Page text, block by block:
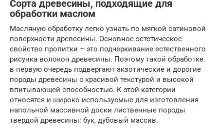
Сорта древесины, подходящие для
обработки маслом
Масляную обработку легко узнать по мягкой сатиновой
поверхности древесины. Основное эстетическое
свойство пропитки – это подчеркивание естественного
рисунка волокон древесины. Поэтому такой обработке
в первую очередь подвергают экзотические и дорогие
породы древесины с красивой текстурой и высокой
впитывающей способностью. К этой категории
относятся и широко используемые для изготовления
напольной массивной доски лиственные породы
твердой древесины: бук, дубовый массив.